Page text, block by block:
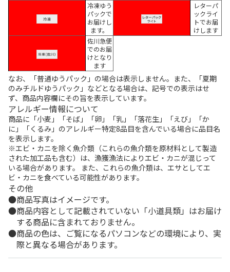
冷凍ゆう
パックで
お届けし
ます。
レターパ
ックライ
トでお届
けします
佐川急便
でのお届
けとなり
ます
なお、「普通ゆうパック」の場合は表示しません。また、「夏期
のみチルドゆうパック」などとなる場合は、記号での表示はせ
ず、商品内容欄にその旨を表示しています。
アレルギー情報について
商品に「小麦」「そば」「卵」「乳」「落花生」「えび」「か
に」「くるみ」のアレルギー特定8品目を含んでいる場合に品目名
を表示します。
※エビ・カニを除く魚介類（これらの魚介類を原材料として製造
された加工品も含む）は、漁獲漁法によりエビ・カニが混じって
いる場合があります。 また、これらの魚介類は、エサとしてエ
ビ・カニを食べている可能性があります。
その他
商品写真はイメージです。
商品内容として記載されていない「小道具類」はお届け
する商品に含まれておりません。
商品の色は、ご覧になるパソコンなどの環境により、実
際と異なる場合があります。